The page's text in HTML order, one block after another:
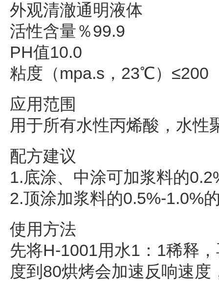
外观清澈通明液体
活性含量％99.9
PH值10.0
粘度（mpa.s，23℃）≤200
应用范围
用于所有水性丙烯酸，水性
配方建议
1.底涂、中涂可加浆料的
2.顶涂加浆料的0.5%-1.0%
使用方法
先将H-1001用水1：1稀释
度到80烘烤会加速反响速